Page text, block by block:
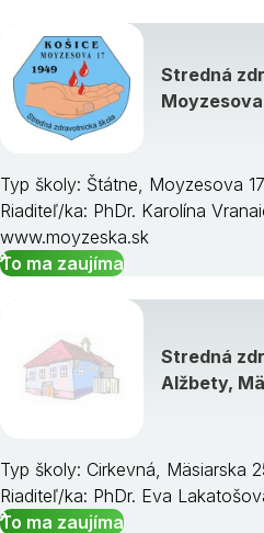
Stredná
Moyzesova
Typ školy: Štátne, Moyzesova
Riaditeľ/ka: PhDr. Karolína
www.moyzeska.sk
To ma zaujíma
Stredná
Alžbety,
Typ školy: Cirkevná, Mäsiarska
Riaditeľ/ka: PhDr. Eva
To ma zaujíma